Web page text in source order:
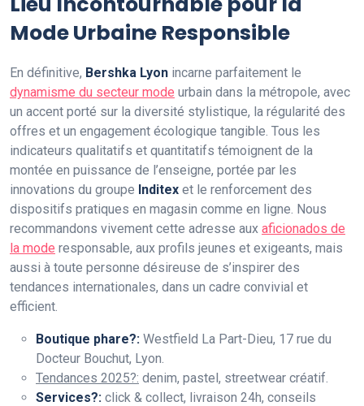
Mode Urbaine Responsible
En définitive, Bershka Lyon incarne parfaitement le
dynamisme du secteur mode urbain dans la métropole, avec
un accent porté sur la diversité stylistique, la régularité des
offres et un engagement écologique tangible. Tous les
indicateurs qualitatifs et quantitatifs témoignent de la
montée en puissance de l’enseigne, portée par les
innovations du groupe Inditex et le renforcement des
dispositifs pratiques en magasin comme en ligne. Nous
recommandons vivement cette adresse aux aficionados de
la mode responsable, aux profils jeunes et exigeants, mais
aussi à toute personne désireuse de s’inspirer des
tendances internationales, dans un cadre convivial et
efficient.
Boutique phare?: Westfield La Part-Dieu, 17 rue du
Docteur Bouchut, Lyon.
Tendances 2025?: denim, pastel, streetwear créatif.
Services?: click & collect, livraison 24h, conseils